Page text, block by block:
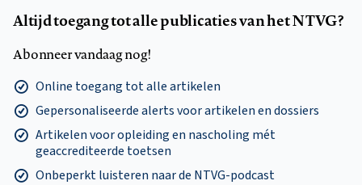
Altijd toegang tot alle publicaties van het NTVG?
Abonneer vandaag nog!
Online toegang tot alle artikelen
Gepersonaliseerde alerts voor artikelen en dossiers
Artikelen voor opleiding en nascholing mét
geaccrediteerde toetsen
Onbeperkt luisteren naar de NTVG-podcast